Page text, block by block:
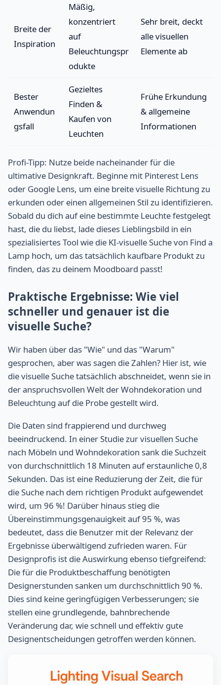
Breite der
Inspiration
Mäßig,
konzentriert
auf
Beleuchtungspr
odukte
Sehr breit, deckt
alle visuellen
Elemente ab
Bester
Anwendun
gsfall
Gezieltes
Finden &
Kaufen von
Leuchten
Frühe Erkundung
& allgemeine
Informationen
Profi-Tipp: Nutze beide nacheinander für die
ultimative Designkraft. Beginne mit Pinterest Lens
oder Google Lens, um eine breite visuelle Richtung zu
erkunden oder einen allgemeinen Stil zu identifizieren.
Sobald du dich auf eine bestimmte Leuchte festgelegt
hast, die du liebst, lade dieses Lieblingsbild in ein
spezialisiertes Tool wie die KI-visuelle Suche von Find a
Lamp hoch, um das tatsächlich kaufbare Produkt zu
finden, das zu deinem Moodboard passt!
Praktische Ergebnisse: Wie viel
schneller und genauer ist die
visuelle Suche?
Wir haben über das "Wie" und das "Warum"
gesprochen, aber was sagen die Zahlen? Hier ist, wie
die visuelle Suche tatsächlich abschneidet, wenn sie in
der anspruchsvollen Welt der Wohndekoration und
Beleuchtung auf die Probe gestellt wird.
Die Daten sind frappierend und durchweg
beeindruckend. In einer Studie zur visuellen Suche
nach Möbeln und Wohndekoration sank die Suchzeit
von durchschnittlich 18 Minuten auf erstaunliche 0,8
Sekunden. Das ist eine Reduzierung der Zeit, die für
die Suche nach dem richtigen Produkt aufgewendet
wird, um 96 %! Darüber hinaus stieg die
Übereinstimmungsgenauigkeit auf 95 %, was
bedeutet, dass die Benutzer mit der Relevanz der
Ergebnisse überwältigend zufrieden waren. Für
Designprofis ist die Auswirkung ebenso tiefgreifend:
Die für die Produktbeschaffung benötigten
Designerstunden sanken um durchschnittlich 90 %.
Dies sind keine geringfügigen Verbesserungen; sie
stellen eine grundlegende, bahnbrechende
Veränderung dar, wie schnell und effektiv gute
Designentscheidungen getroffen werden können.